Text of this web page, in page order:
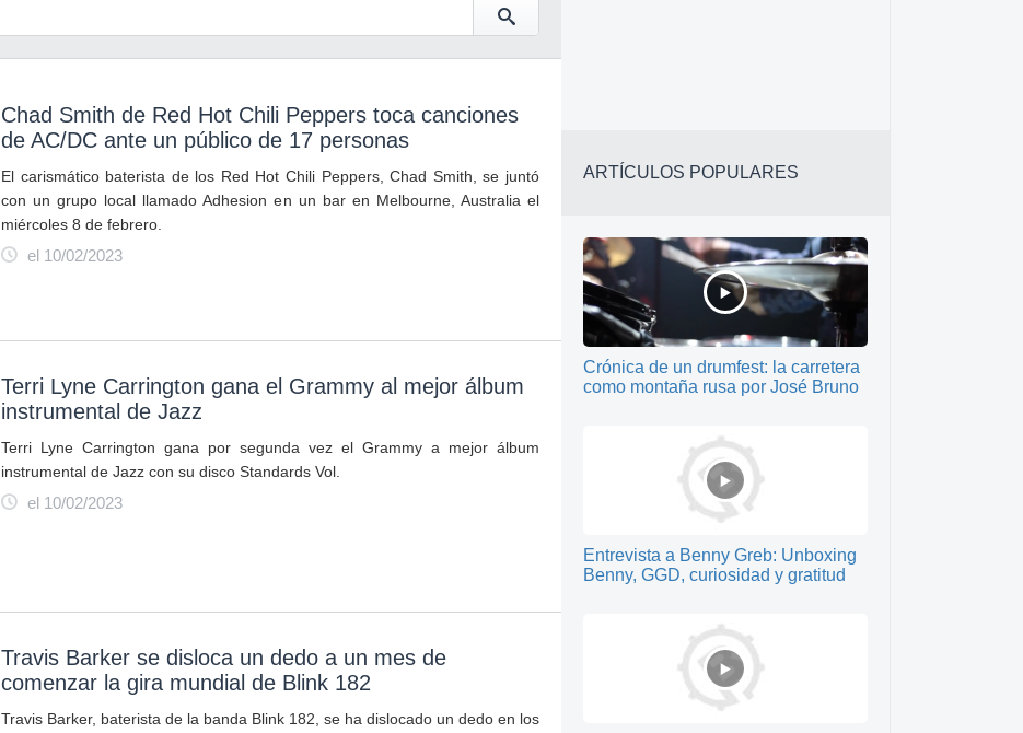
Chad Smith de Red Hot Chili Peppers toca canciones
de AC/DC ante un público de 17 personas
El carismático baterista de los Red Hot Chili Peppers, Chad Smith, se juntó
con un grupo local llamado Adhesion en un bar en Melbourne, Australia el
miércoles 8 de febrero.
el 10/02/2023
Terri Lyne Carrington gana el Grammy al mejor álbum
instrumental de Jazz
Terri Lyne Carrington gana por segunda vez el Grammy a mejor álbum
instrumental de Jazz con su disco Standards Vol.
el 10/02/2023
Travis Barker se disloca un dedo a un mes de
comenzar la gira mundial de Blink 182
Travis Barker, baterista de la banda Blink 182, se ha dislocado un dedo en los
ARTÍCULOS POPULARES
Crónica de un drumfest: la carretera
como montaña rusa por José Bruno
Entrevista a Benny Greb: Unboxing
Benny, GGD, curiosidad y gratitud